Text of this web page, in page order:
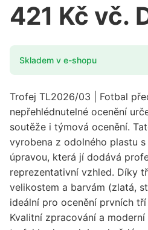
421 Kč vč.
Skladem v e-shopu
Trofej TL2026/03 | Fotbal
nepřehlédnutelné ocenění
soutěže i týmová ocenění.
vyrobena z odolného plastu
úpravou, která jí dodává
reprezentativní vzhled. Díky
velikostem a barvám (zlatá,
ideální pro ocenění prvních
Kvalitní zpracování a